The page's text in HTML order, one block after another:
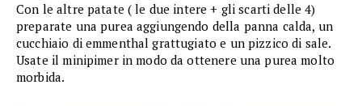
Con le altre patate ( le due intere + gli scarti delle 4)
preparate una purea aggiungendo della panna calda, un
cucchiaio di emmenthal grattugiato e un pizzico di sale.
Usate il minipimer in modo da ottenere una purea molto
morbida.